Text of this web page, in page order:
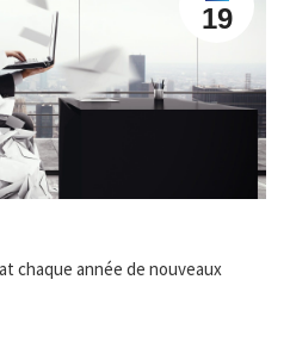
19
chaque année de nouveaux